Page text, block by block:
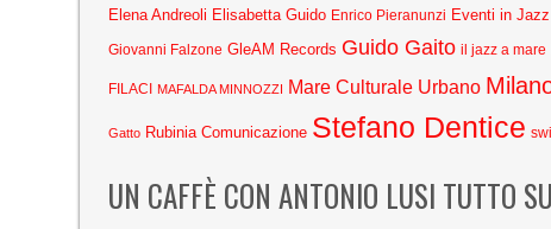
Elena Andreoli Elisabetta Guido Enrico Pieranunzi Eventi in Jazz
Giovanni Falzone GleAM Records Guido Gaito il jazz a mare
FILACI MAFALDA MINNOZZI Mare Culturale Urbano
Gatto Rubinia Comunicazione Stefano Dentice
UN CAFFÈ CON ANTONIO LUSI TUTTO